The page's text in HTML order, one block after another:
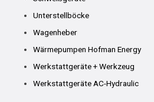
Unterstellböcke
Wagenheber
Wärmepumpen Hofman Energy
Werkstattgeräte + Werkzeug
Werkstattgeräte AC-Hydraulic